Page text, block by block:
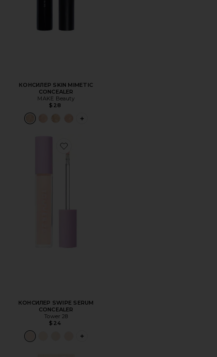
КОНСИЛЕР SKIN MIMETIC
CONCEALER
MAKE Beauty
$28
PLUS ICON TO SEE MORE OPTIONS
Favorite КОНСИЛЕР SWIPE SERUM CONCEALER
КОНСИЛЕР SWIPE SERUM
CONCEALER
Tower 28
$24
PLUS ICON TO SEE MORE OPTIONS FOR